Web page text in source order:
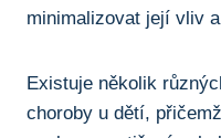
⁤minimalizovat‌ její vliv
Existuje několik
‍choroby u dětí,⁤